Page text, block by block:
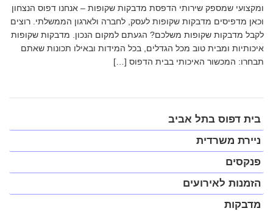
ומקצועי שמספק שירותי הדפסת מדבקות שקופות – אנחנו דפוס הנצחון
וכאן מדפיסים מדבקות שקופות לעסק, לחברה ולארגון הממשלתי. רוצים
לקבל מדבקות שקופות משלכם? הגעתם למקום הנכון. מדבקות שקופות
איכותיות ומבית טוב מכל הגדלים, בכל המידות ובאילו תכונות שאתם
תבחרו: המכשור האיכותי בבית הדפוס […]
פתח
תפריט
במצב
נגיש
(התפריט
יפתח
בחלונית
בית דפוס בתל אביב
ניירת משרדית
פנקסים
הזמנות לאירועים
מדבקות